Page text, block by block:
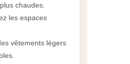
chaudes.
les espaces
vêtements légers